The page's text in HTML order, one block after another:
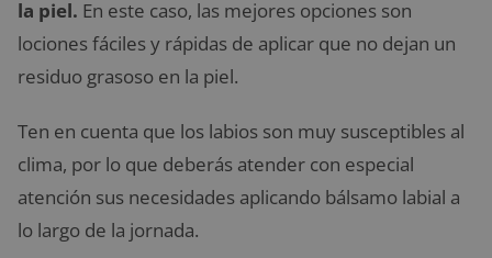
la piel. En este caso, las mejores opciones son
lociones fáciles y rápidas de aplicar que no dejan un
residuo grasoso en la piel.
Ten en cuenta que los labios son muy susceptibles al
clima, por lo que deberás atender con especial
atención sus necesidades aplicando bálsamo labial a
lo largo de la jornada.